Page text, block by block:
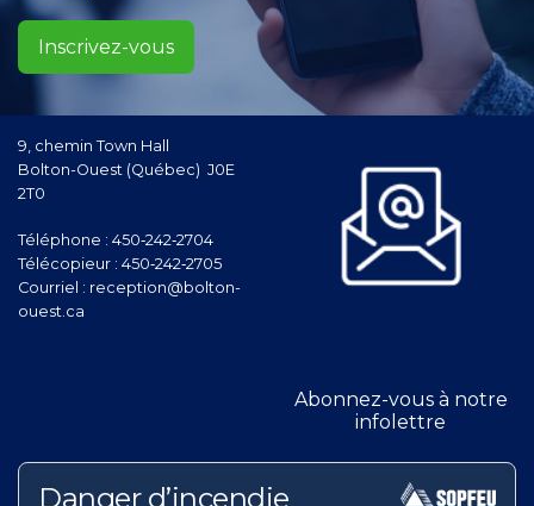
Inscrivez-vous
9, chemin Town Hall
Bolton-Ouest (Québec) J0E
2T0
Téléphone : 450‑242‑2704
Télécopieur : 450‑242‑2705
Courriel : reception@bolton-
ouest.ca
Abonnez-vous à notre
infolettre
Danger d’incendie